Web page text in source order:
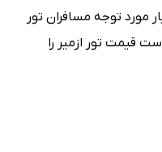
مورد توجه مسافران تور
قیمت تور ازمیر را